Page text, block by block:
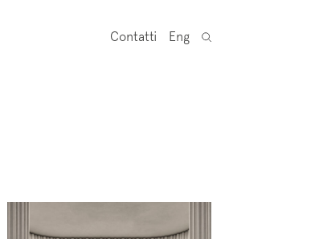
Contatti Eng